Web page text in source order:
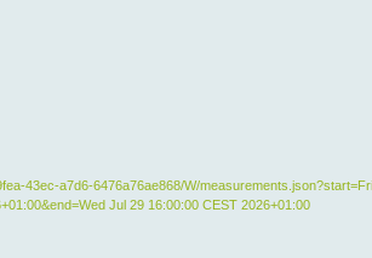
43ec-a7d6-6476a76ae868/W/
Jul 29 16:00:00 CEST 2026+01:00